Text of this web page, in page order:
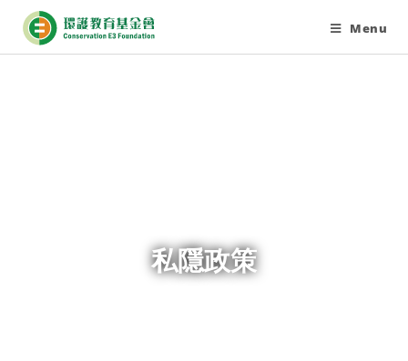
Menu
私隱政策